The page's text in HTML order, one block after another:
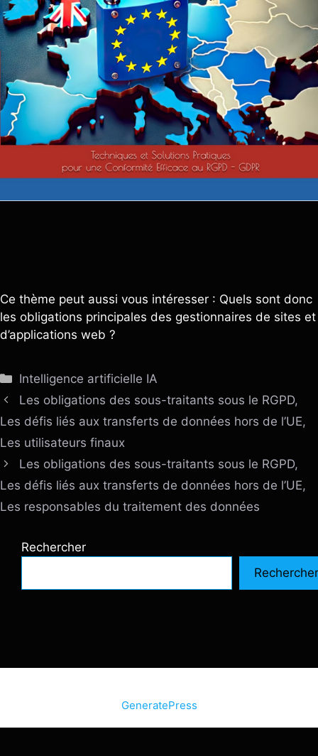
Ce thème peut aussi vous intéresser : Quels sont donc
les obligations principales des gestionnaires de sites et
d’applications web ?
Catégories
Intelligence artificielle IA
Les obligations des sous-traitants sous le RGPD,
Les défis liés aux transferts de données hors de l’UE,
Les utilisateurs finaux
Les obligations des sous-traitants sous le RGPD,
Les défis liés aux transferts de données hors de l’UE,
Les responsables du traitement des données
Rechercher
Rechercher
GeneratePress